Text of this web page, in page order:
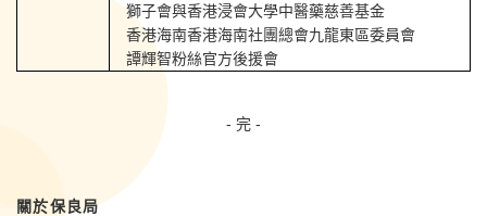
獅子會與香港浸會大學中醫藥慈善基金
香港海南香港海南社團總會九龍東區委員會
譚輝智粉絲官方後援會
- 完 -
關於保良局